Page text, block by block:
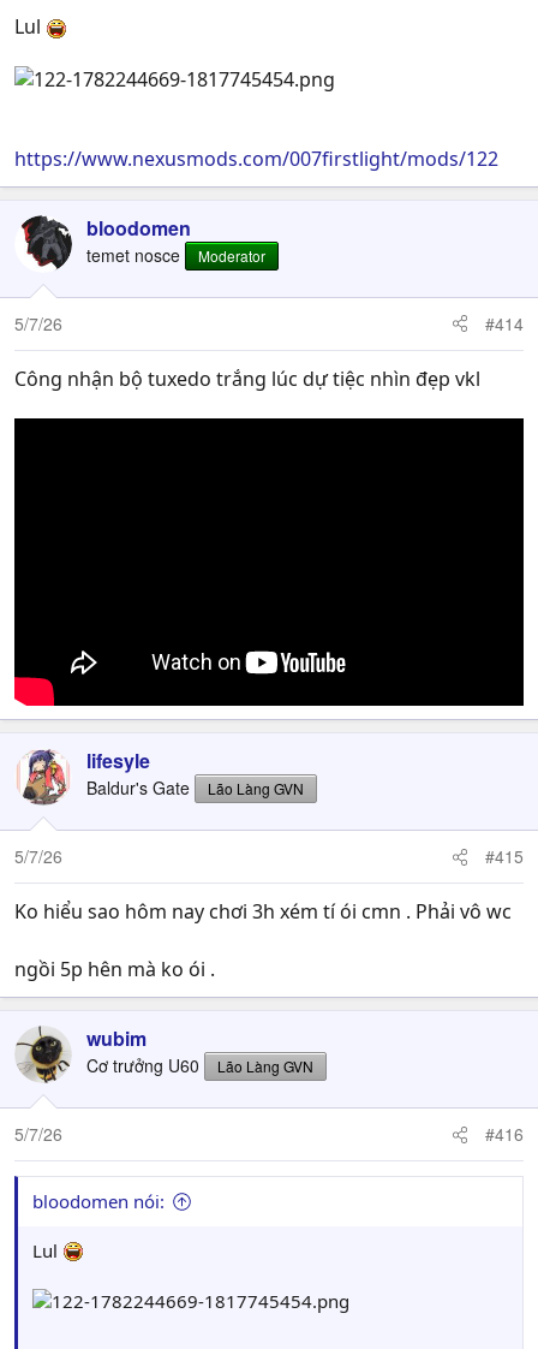
Lul
https://www.nexusmods.com/007firstlight/mods/122
bloodomen
temet nosce Moderator
5/7/26 #414
Công nhận bộ tuxedo trắng lúc dự tiệc nhìn đẹp vkl
lifesyle
Baldur's Gate Lão Làng GVN
5/7/26 #415
Ko hiểu sao hôm nay chơi 3h xém tí ói cmn . Phải vô wc
ngồi 5p hên mà ko ói .
wubim
Cơ trưởng U60 Lão Làng GVN
5/7/26 #416
bloodomen nói:
Lul